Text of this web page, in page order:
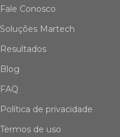
Fale Conosco
Soluções Martech
Resultados
Blog
FAQ
Política de privacidade
Termos de uso